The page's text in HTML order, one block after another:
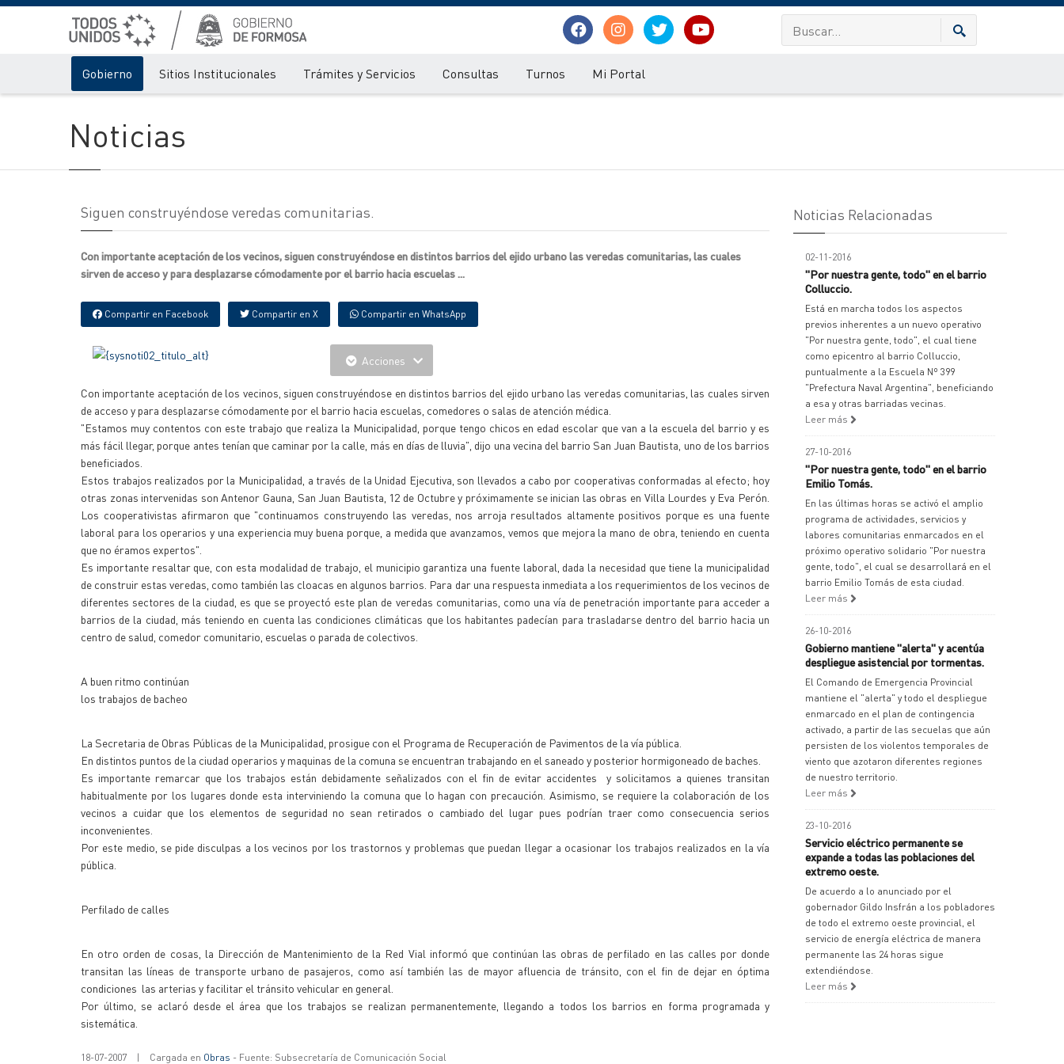
Gobierno Sitios Institucionales Trámites y Servicios Consultas Turnos Mi Portal
Noticias
Siguen construyéndose veredas comunitarias.
Con importante aceptación de los vecinos, siguen construyéndose en distintos barrios del ejido urbano las veredas comunitarias, las cuales
sirven de acceso y para desplazarse cómodamente por el barrio hacia escuelas ...
Compartir en Facebook Compartir en X Compartir en WhatsApp
Acciones
Con importante aceptación de los vecinos, siguen construyéndose en distintos barrios del ejido urbano las veredas comunitarias, las cuales sirven
de acceso y para desplazarse cómodamente por el barrio hacia escuelas, comedores o salas de atención médica.
"Estamos muy contentos con este trabajo que realiza la Municipalidad, porque tengo chicos en edad escolar que van a la escuela del barrio y es
más fácil llegar, porque antes tenían que caminar por la calle, más en días de lluvia", dijo una vecina del barrio San Juan Bautista, uno de los barrios
beneficiados.
Estos trabajos realizados por la Municipalidad, a través de la Unidad Ejecutiva, son llevados a cabo por cooperativas conformadas al efecto; hoy
otras zonas intervenidas son Antenor Gauna, San Juan Bautista, 12 de Octubre y próximamente se inician las obras en Villa Lourdes y Eva Perón.
Los cooperativistas afirmaron que "continuamos construyendo las veredas, nos arroja resultados altamente positivos porque es una fuente
laboral para los operarios y una experiencia muy buena porque, a medida que avanzamos, vemos que mejora la mano de obra, teniendo en cuenta
que no éramos expertos".
Es importante resaltar que, con esta modalidad de trabajo, el municipio garantiza una fuente laboral, dada la necesidad que tiene la municipalidad
de construir estas veredas, como también las cloacas en algunos barrios. Para dar una respuesta inmediata a los requerimientos de los vecinos de
diferentes sectores de la ciudad, es que se proyectó este plan de veredas comunitarias, como una vía de penetración importante para acceder a
barrios de la ciudad, más teniendo en cuenta las condiciones climáticas que los habitantes padecían para trasladarse dentro del barrio hacia un
centro de salud, comedor comunitario, escuelas o parada de colectivos.
A buen ritmo continúan
los trabajos de bacheo
La Secretaria de Obras Públicas de la Municipalidad, prosigue con el Programa de Recuperación de Pavimentos de la vía pública.
En distintos puntos de la ciudad operarios y maquinas de la comuna se encuentran trabajando en el saneado y posterior hormigoneado de baches.
Es importante remarcar que los trabajos están debidamente señalizados con el fin de evitar accidentes y solicitamos a quienes transitan
habitualmente por los lugares donde esta interviniendo la comuna que lo hagan con precaución. Asimismo, se requiere la colaboración de los
vecinos a cuidar que los elementos de seguridad no sean retirados o cambiado del lugar pues podrían traer como consecuencia serios
inconvenientes.
Por este medio, se pide disculpas a los vecinos por los trastornos y problemas que puedan llegar a ocasionar los trabajos realizados en la vía
pública.
Perfilado de calles
En otro orden de cosas, la Dirección de Mantenimiento de la Red Vial informó que continúan las obras de perfilado en las calles por donde
transitan las líneas de transporte urbano de pasajeros, como así también las de mayor afluencia de tránsito, con el fin de dejar en óptima
condiciones las arterias y facilitar el tránsito vehicular en general.
Por último, se aclaró desde el área que los trabajos se realizan permanentemente, llegando a todos los barrios en forma programada y
sistemática.
18-07-2007 | Cargada en Obras - Fuente: Subsecretaría de Comunicación Social
Noticias Relacionadas
02-11-2016
"Por nuestra gente, todo" en el barrio
Colluccio.
Está en marcha todos los aspectos
previos inherentes a un nuevo operativo
"Por nuestra gente, todo", el cual tiene
como epicentro al barrio Colluccio,
puntualmente a la Escuela Nº 399
"Prefectura Naval Argentina", beneficiando
a esa y otras barriadas vecinas.
Leer más
27-10-2016
"Por nuestra gente, todo" en el barrio
Emilio Tomás.
En las últimas horas se activó el amplio
programa de actividades, servicios y
labores comunitarias enmarcados en el
próximo operativo solidario "Por nuestra
gente, todo", el cual se desarrollará en el
barrio Emilio Tomás de esta ciudad.
Leer más
26-10-2016
Gobierno mantiene "alerta" y acentúa
despliegue asistencial por tormentas.
El Comando de Emergencia Provincial
mantiene el "alerta" y todo el despliegue
enmarcado en el plan de contingencia
activado, a partir de las secuelas que aún
persisten de los violentos temporales de
viento que azotaron diferentes regiones
de nuestro territorio.
Leer más
23-10-2016
Servicio eléctrico permanente se
expande a todas las poblaciones del
extremo oeste.
De acuerdo a lo anunciado por el
gobernador Gildo Insfrán a los pobladores
de todo el extremo oeste provincial, el
servicio de energía eléctrica de manera
permanente las 24 horas sigue
extendiéndose.
Leer más